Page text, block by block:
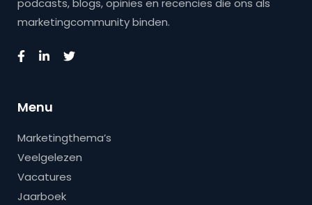
podcasts, blogs, opinies en recencies die ons als
marketingcommunity binden.
Menu
Marketingthema’s
Veelgelezen
Vacatures
Jaarboek